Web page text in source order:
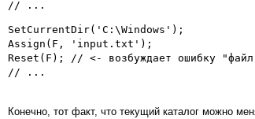
SetCurrentDir('C:\Windows');
Assign(F, 'input.txt');
Reset(F); // <- возбуждает ошибку
Конечно, тот факт, что текущий каталог можно